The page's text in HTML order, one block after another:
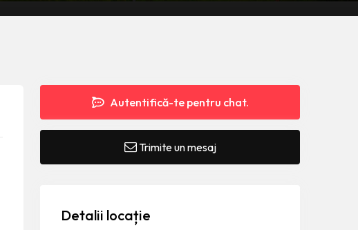
Autentifică-te pentru chat.
Trimite un mesaj
Detalii locație